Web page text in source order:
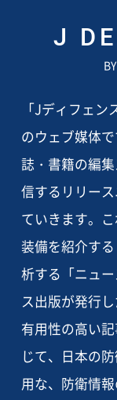
J
「Jディフェ
のウェブ媒体
誌・書籍の編
信するリリー
ていきます。
装備を紹介す
析する「ニュ
ス出版が発行
有用性の高い
じて、日本の
用な、防衛情